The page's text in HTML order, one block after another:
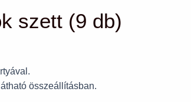
szett (9 db)
összeállításban.